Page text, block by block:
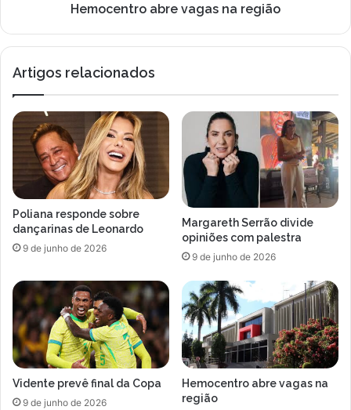
Hemocentro abre vagas na região
Artigos relacionados
Poliana responde sobre
dançarinas de Leonardo
9 de junho de 2026
Margareth Serrão divide
opiniões com palestra
9 de junho de 2026
Vidente prevê final da Copa
9 de junho de 2026
Hemocentro abre vagas na
região